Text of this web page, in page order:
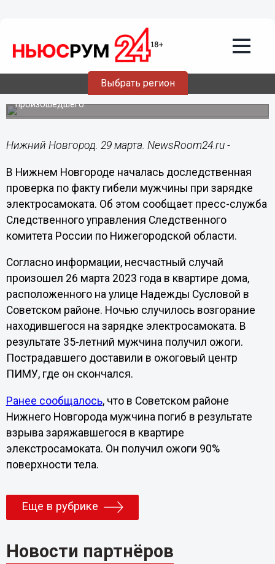
Выбрать регион
СК проводит проверку по факту гибели
мужчины при зарядке
электросамоката
Следователи выясняют все обстоятельства
произошедшего.
Нижний Новгород. 29 марта. NewsRoom24.ru -
В Нижнем Новгороде началась доследственная
проверка по факту гибели мужчины при зарядке
электросамоката. Об этом сообщает пресс-служба
Следственного управления Следственного
комитета России по Нижегородской области.
Согласно информации, несчастный случай
произошел 26 марта 2023 года в квартире дома,
расположенного на улице Надежды Сусловой в
Советском районе. Ночью случилось возгорание
находившегося на зарядке электросамоката. В
результате 35-летний мужчина получил ожоги.
Пострадавшего доставили в ожоговый центр
ПИМУ, где он скончался.
Ранее сообщалось, что в Советском районе
Нижнего Новгорода мужчина погиб в результате
взрыва заряжавшегося в квартире
элекстросамоката. Он получил ожоги 90%
поверхности тела.
Еще в рубрике
Новости партнёров